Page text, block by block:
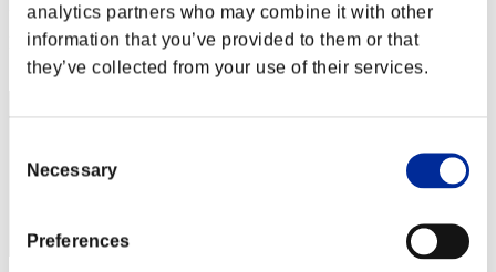
analytics partners who may combine it with other
information that you’ve provided to them or that
they’ve collected from your use of their services.
Selection
Necessary
Preferences
Puntos: -
Posición
52